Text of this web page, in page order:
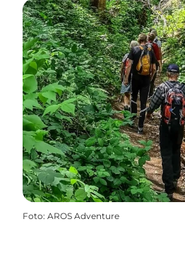
Foto: AROS Adventure